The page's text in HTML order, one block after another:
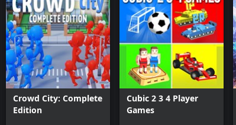
Crowd City: Complete
Edition
Cubic 2 3 4 Player
Games